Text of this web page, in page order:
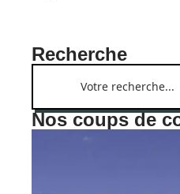
Recherche
Nos coups de